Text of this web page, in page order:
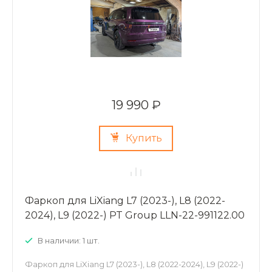
19 990 ₽
Купить
Фаркоп для LiXiang L7 (2023-), L8 (2022-
2024), L9 (2022-) PT Group LLN-22-991122.00
В наличии: 1 шт.
Фаркоп для LiXiang L7 (2023-), L8 (2022-2024), L9 (2022-)